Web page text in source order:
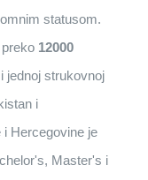
statusom.
12000
jednoj strukovnoj
i
Hercegovine je
Master's i